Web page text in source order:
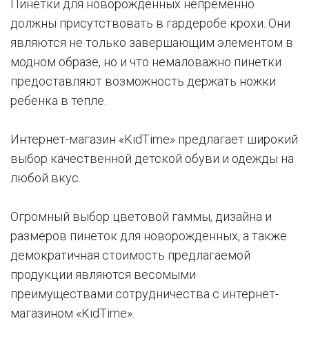
Пинетки для новорожденных непременно
должны присутствовать в гардеробе крохи. Они
являются не только завершающим элементом в
модном образе, но и что немаловажно пинетки
предоставляют возможность держать ножки
ребенка в тепле.
Интернет-магазин «KidTime» предлагает широкий
выбор качественной детской обуви и одежды на
любой вкус.
Огромный выбор цветовой гаммы, дизайна и
размеров пинеток для новорожденных, а также
демократичная стоимость предлагаемой
продукции являются весомыми
преимуществами сотрудничества с интернет-
магазином «KidTime».